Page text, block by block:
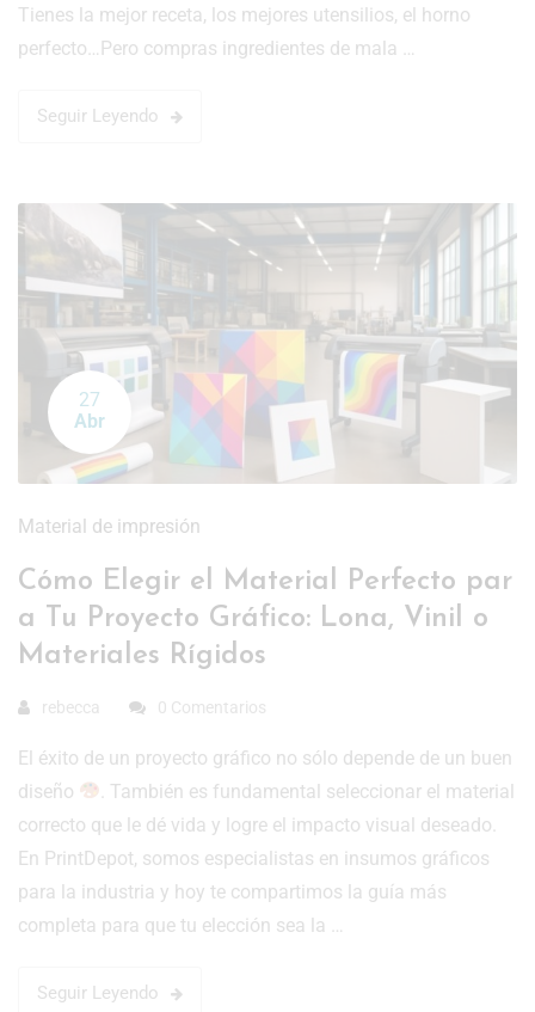
Tienes la mejor receta, los mejores utensilios, el horno
perfecto…Pero compras ingredientes de mala …
Seguir Leyendo
27
Abr
Material de impresión
Cómo Elegir el Material Perfecto par
a Tu Proyecto Gráfico: Lona, Vinil o
Materiales Rígidos
rebecca 0 Comentarios
El éxito de un proyecto gráfico no sólo depende de un buen
diseño
. También es fundamental seleccionar el material
correcto que le dé vida y logre el impacto visual deseado.
En PrintDepot, somos especialistas en insumos gráficos
para la industria y hoy te compartimos la guía más
completa para que tu elección sea la …
Seguir Leyendo